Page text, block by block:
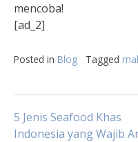
mencoba!
[ad_2]
Posted in Blog Tagged
Post
5 Jenis Seafood Khas
Indonesia yang Wajib